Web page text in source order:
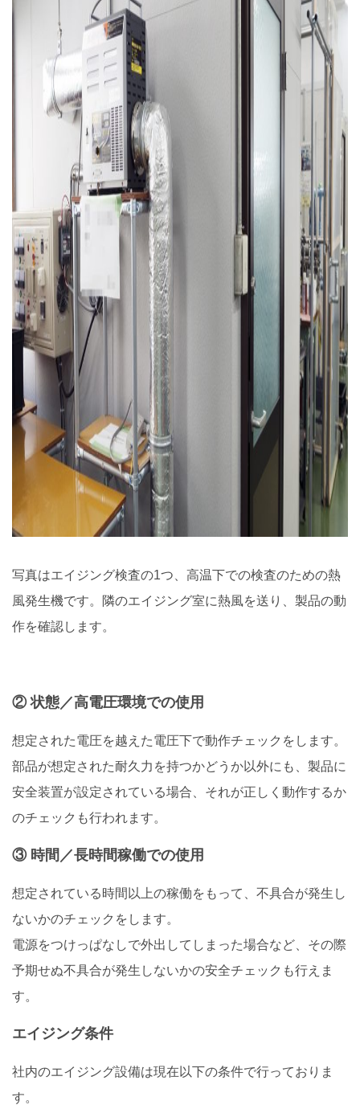
写真はエイジング検査の1つ、高温下での検査のための熱
風発生機です。隣のエイジング室に熱風を送り、製品の動
作を確認します。
② 状態／高電圧環境での使用
想定された電圧を越えた電圧下で動作チェックをします。
部品が想定された耐久力を持つかどうか以外にも、製品に
安全装置が設定されている場合、それが正しく動作するか
のチェックも行われます。
③ 時間／長時間稼働での使用
想定されている時間以上の稼働をもって、不具合が発生し
ないかのチェックをします。
電源をつけっぱなしで外出してしまった場合など、その際
予期せぬ不具合が発生しないかの安全チェックも行えま
す。
エイジング条件
社内のエイジング設備は現在以下の条件で行っておりま
す。